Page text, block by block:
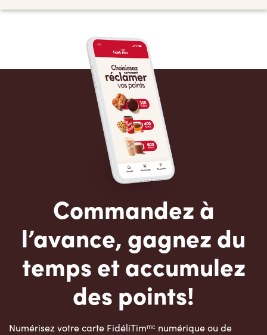
Commandez à
l’avance, gagnez du
temps et accumulez
des points!
Numérisez votre carte FidéliTimᵐᶜ numérique ou de